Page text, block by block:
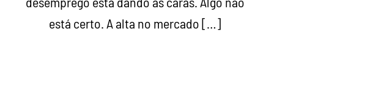
está certo. A alta no mercado […]